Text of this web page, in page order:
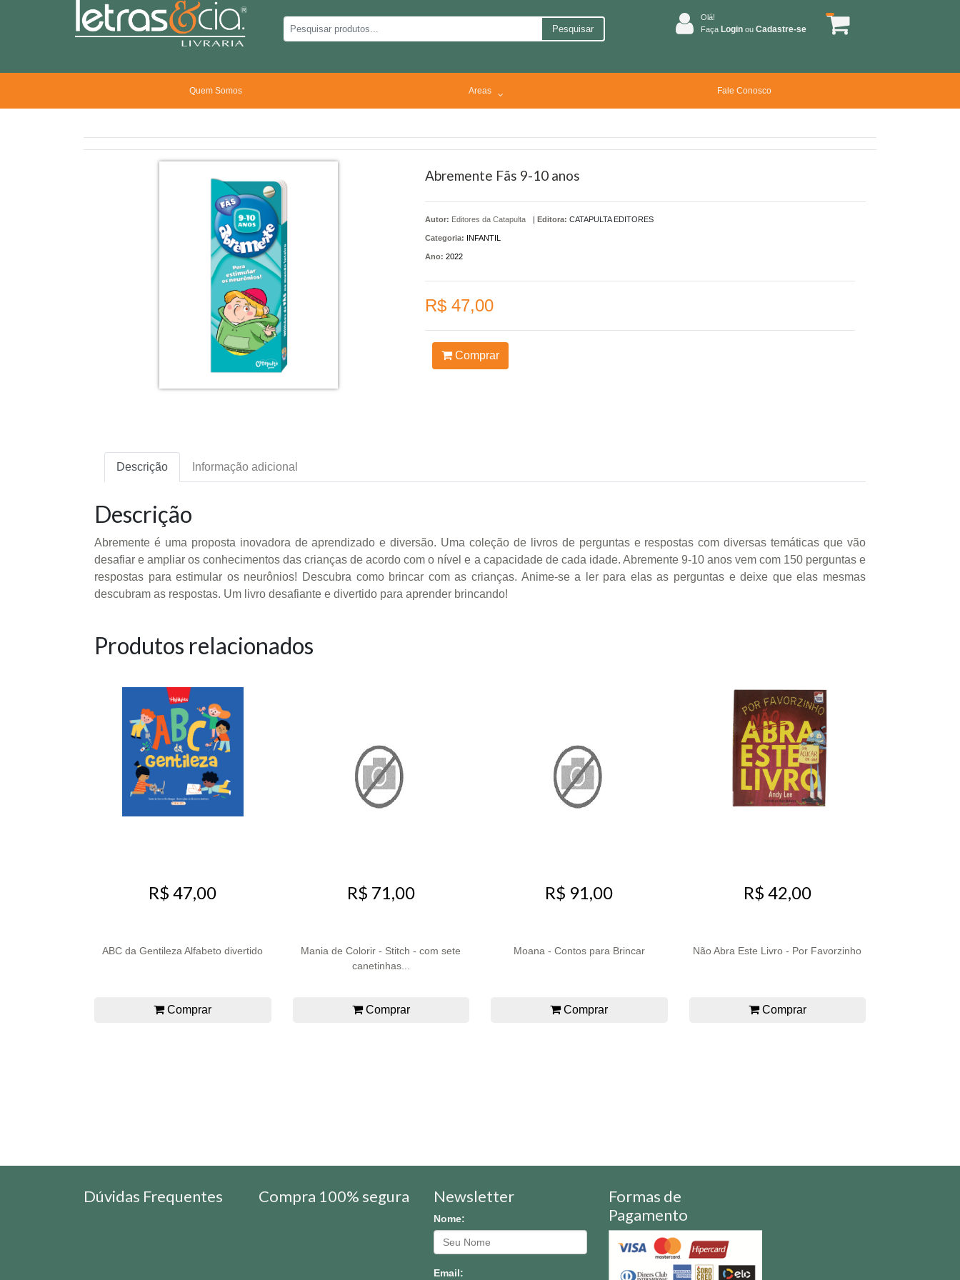
Pesquisar
Olá!
Faça Login ou Cadastre-se
Quem Somos Areas Fale Conosco
Abremente Fãs 9-10 anos
Autor: Editores da Catapulta | Editora: CATAPULTA EDITORES
Categoria: INFANTIL
Ano: 2022
R$ 47,00
Comprar
Descrição Informação adicional
Descrição
Abremente é uma proposta inovadora de aprendizado e diversão. Uma coleção de livros de perguntas e respostas com diversas temáticas que vão
desafiar e ampliar os conhecimentos das crianças de acordo com o nível e a capacidade de cada idade. Abremente 9-10 anos vem com 150 perguntas e
respostas para estimular os neurônios! Descubra como brincar com as crianças. Anime-se a ler para elas as perguntas e deixe que elas mesmas
descubram as respostas. Um livro desafiante e divertido para aprender brincando!
Produtos relacionados
R$ 47,00
ABC da Gentileza Alfabeto divertido
Comprar
R$ 71,00
Mania de Colorir - Stitch - com sete
canetinhas...
Comprar
R$ 91,00
Moana - Contos para Brincar
Comprar
R$ 42,00
Não Abra Este Livro - Por Favorzinho
Comprar
Dúvidas Frequentes Compra 100% segura Newsletter
Nome:
Email:
Formas de
Pagamento